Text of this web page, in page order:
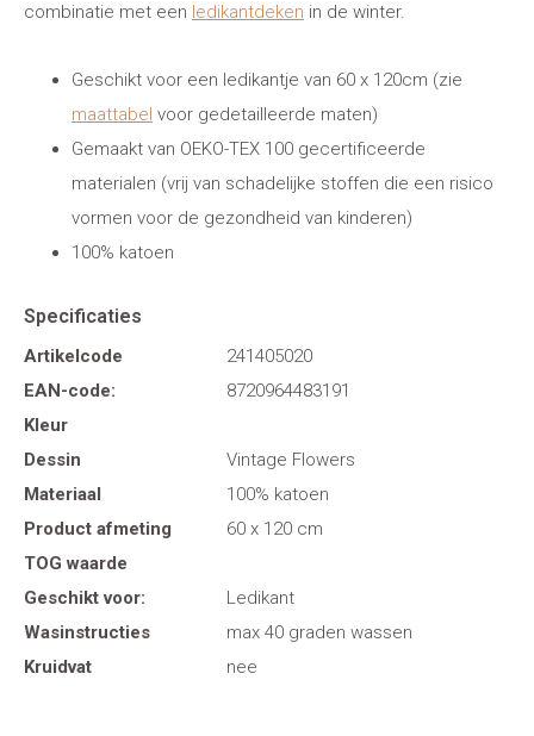
combinatie met een ledikantdeken in de winter.
Geschikt voor een ledikantje van 60 x 120cm (zie
maattabel voor gedetailleerde maten)
Gemaakt van OEKO-TEX 100 gecertificeerde
materialen (vrij van schadelijke stoffen die een risico
vormen voor de gezondheid van kinderen)
100% katoen
Specificaties
Artikelcode
241405020
EAN-code:
8720964483191
Kleur
Dessin
Vintage Flowers
Materiaal
100% katoen
Product afmeting
60 x 120 cm
TOG waarde
Geschikt voor:
Ledikant
Wasinstructies
max 40 graden wassen
Kruidvat
nee